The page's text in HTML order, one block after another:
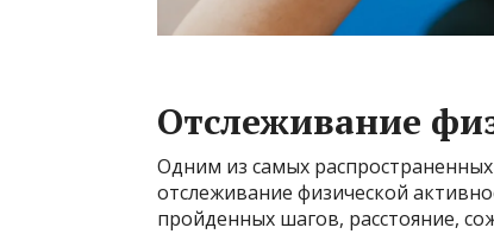
Отслеживание
Одним из самых
отслеживание физической
пройденных шагов, расстояние,